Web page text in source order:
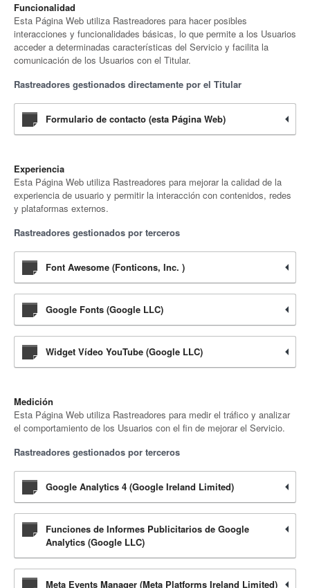
Funcionalidad
Esta Página Web utiliza Rastreadores para hacer posibles
interacciones y funcionalidades básicas, lo que permite a los Usuarios
acceder a determinadas características del Servicio y facilita la
comunicación de los Usuarios con el Titular.
Rastreadores gestionados directamente por el Titular
Formulario de contacto (esta Página Web)
Experiencia
Esta Página Web utiliza Rastreadores para mejorar la calidad de la
experiencia de usuario y permitir la interacción con contenidos, redes
y plataformas externos.
Rastreadores gestionados por terceros
Font Awesome (Fonticons, Inc. )
Google Fonts (Google LLC)
Widget Vídeo YouTube (Google LLC)
Medición
Esta Página Web utiliza Rastreadores para medir el tráfico y analizar
el comportamiento de los Usuarios con el fin de mejorar el Servicio.
Rastreadores gestionados por terceros
Google Analytics 4 (Google Ireland Limited)
Funciones de Informes Publicitarios de Google
Analytics (Google LLC)
Meta Events Manager (Meta Platforms Ireland Limited)